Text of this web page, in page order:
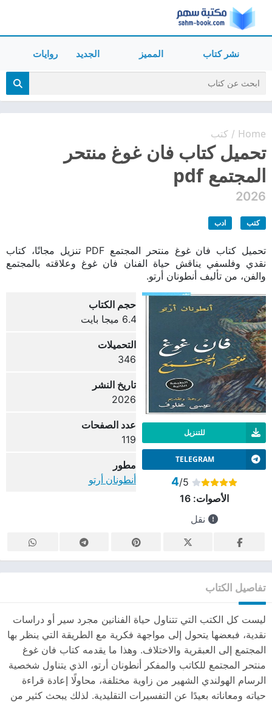
نشر كتاب المميز الجديد روايات
Home
/ كتب
تحميل كتاب فان غوغ منتحر
المجتمع pdf
2026
كتب ادب
تحميل كتاب فان غوغ منتحر المجتمع PDF تنزيل مجانًا، كتاب
نقدي وفلسفي يناقش حياة الفنان فان غوغ وعلاقته بالمجتمع
والفن، من تأليف أنطونان أرتو.
للتنزيل
TELEGRAM
4/5
الأصوات:16
نقل
حجم الكتاب
6.4 ميجا بايت
التحميلات
346
تاريخ النشر
2026
عدد الصفحات
119
مطور
أنطونان أرتو
تفاصيل الكتاب
ليست كل الكتب التي تتناول حياة الفنانين مجرد سير أو دراسات
نقدية، فبعضها يتحول إلى مواجهة فكرية مع الطريقة التي ينظر بها
المجتمع إلى العبقرية والاختلاف. وهذا ما يقدمه كتاب فان غوغ
منتحر المجتمع للكاتب والمفكر أنطونان أرتو، الذي يتناول شخصية
الرسام الهولندي الشهير من زاوية مختلفة، محاولًا إعادة قراءة
حياته ومعاناته بعيدًا عن التفسيرات التقليدية. لذلك يبحث كثير من